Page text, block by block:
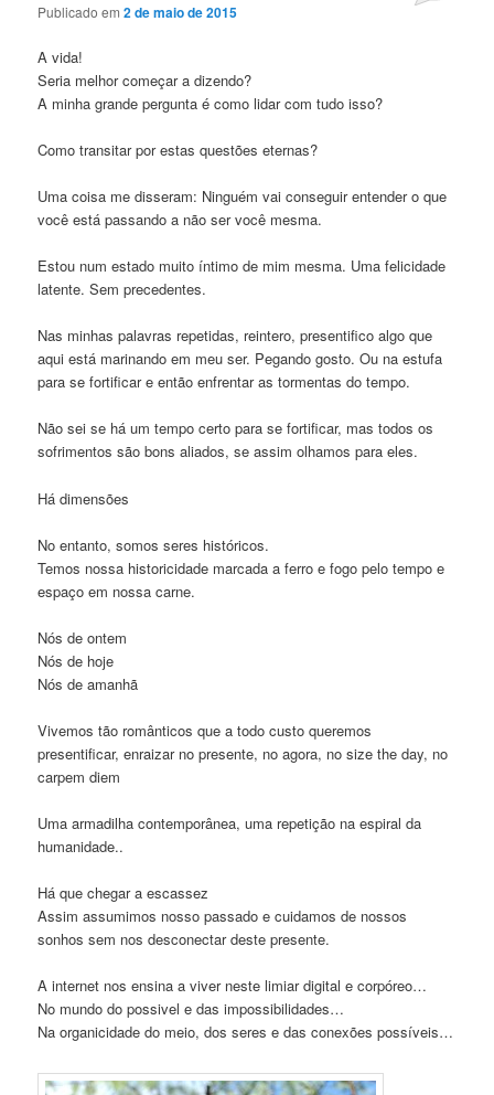
Publicado em2 de maio de 2015
A vida!
Seria melhor começar a dizendo?
A minha grande pergunta é como lidar com tudo isso?
Como transitar por estas questões eternas?
Uma coisa me disseram: Ninguém vai conseguir entender o que
você está passando a não ser você mesma.
Estou num estado muito íntimo de mim mesma. Uma felicidade
latente. Sem precedentes.
Nas minhas palavras repetidas, reintero, presentifico algo que
aqui está marinando em meu ser. Pegando gosto. Ou na estufa
para se fortificar e então enfrentar as tormentas do tempo.
Não sei se há um tempo certo para se fortificar, mas todos os
sofrimentos são bons aliados, se assim olhamos para eles.
Há dimensões
No entanto, somos seres históricos.
Temos nossa historicidade marcada a ferro e fogo pelo tempo e
espaço em nossa carne.
Nós de ontem
Nós de hoje
Nós de amanhã
Vivemos tão românticos que a todo custo queremos
presentificar, enraizar no presente, no agora, no size the day, no
carpem diem
Uma armadilha contemporânea, uma repetição na espiral da
humanidade..
Há que chegar a escassez
Assim assumimos nosso passado e cuidamos de nossos
sonhos sem nos desconectar deste presente.
A internet nos ensina a viver neste limiar digital e corpóreo…
No mundo do possivel e das impossibilidades…
Na organicidade do meio, dos seres e das conexões possíveis…